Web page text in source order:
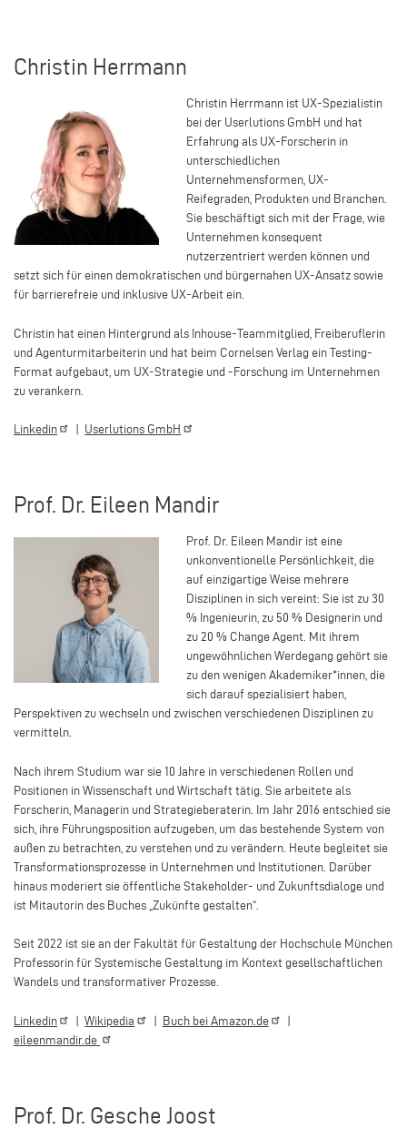
Christin Herrmann
Christin Herrmann ist UX-Spezialistin
bei der Userlutions GmbH und hat
Erfahrung als UX-Forscherin in
unterschiedlichen
Unternehmensformen, UX-
Reifegraden, Produkten und Branchen.
Sie beschäftigt sich mit der Frage, wie
Unternehmen konsequent
nutzerzentriert werden können und
setzt sich für einen demokratischen und bürgernahen UX-Ansatz sowie
für barrierefreie und inklusive UX-Arbeit ein.
Christin hat einen Hintergrund als Inhouse-Teammitglied, Freiberuflerin
und Agenturmitarbeiterin und hat beim Cornelsen Verlag ein Testing-
Format aufgebaut, um UX-Strategie und -Forschung im Unternehmen
zu verankern.
Linkedin | Userlutions GmbH
Prof. Dr. Eileen Mandir
Prof. Dr. Eileen Mandir ist eine
unkonventionelle Persönlichkeit, die
auf einzigartige Weise mehrere
Disziplinen in sich vereint: Sie ist zu 30
% Ingenieurin, zu 50 % Designerin und
zu 20 % Change Agent. Mit ihrem
ungewöhnlichen Werdegang gehört sie
zu den wenigen Akademiker*innen, die
sich darauf spezialisiert haben,
Perspektiven zu wechseln und zwischen verschiedenen Disziplinen zu
vermitteln.
Nach ihrem Studium war sie 10 Jahre in verschiedenen Rollen und
Positionen in Wissenschaft und Wirtschaft tätig. Sie arbeitete als
Forscherin, Managerin und Strategieberaterin. Im Jahr 2016 entschied sie
sich, ihre Führungsposition aufzugeben, um das bestehende System von
außen zu betrachten, zu verstehen und zu verändern. Heute begleitet sie
Transformationsprozesse in Unternehmen und Institutionen. Darüber
hinaus moderiert sie öffentliche Stakeholder- und Zukunftsdialoge und
ist Mitautorin des Buches „Zukünfte gestalten“.
Seit 2022 ist sie an der Fakultät für Gestaltung der Hochschule München
Professorin für Systemische Gestaltung im Kontext gesellschaftlichen
Wandels und transformativer Prozesse.
Linkedin |Wikipedia | Buch beiAmazon.de
|
eileenmandir.de
Prof. Dr. Gesche Joost